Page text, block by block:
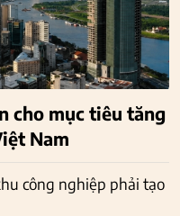
cho mục tiêu tăng
Nam
công nghiệp phải tạo